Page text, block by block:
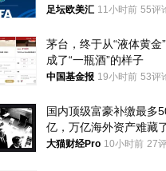
足坛欧美汇 11小时前 55评
茅台，终于从“液体黄金
成了“一瓶酒”的样子
中国基金报 19小时前 53评
国内顶级富豪补缴最多
亿，万亿海外资产难藏
大猫财经Pro 10小时前 27